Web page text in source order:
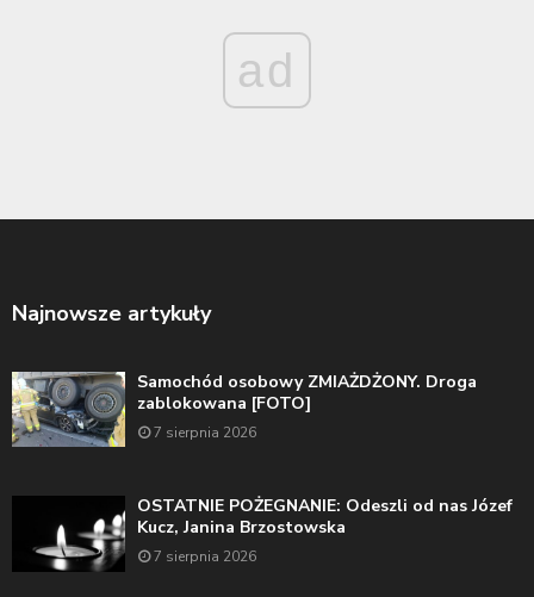
ad
Najnowsze artykuły
Samochód osobowy ZMIAŻDŻONY. Droga
zablokowana [FOTO]
7 sierpnia 2026
OSTATNIE POŻEGNANIE: Odeszli od nas Józef
Kucz, Janina Brzostowska
7 sierpnia 2026